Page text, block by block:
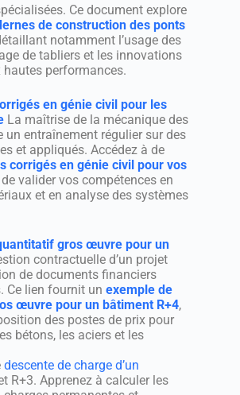
Ce document explore
de construction des ponts
notamment l’usage des
de tabliers et les innovations
performances.
en génie civil pour les
La maîtrise de la mécanique des
un entraînement régulier sur des
et appliqués. Accédez à de
corrigés en génie civil pour vos
valider vos compétences en
et en analyse des systèmes
gros œuvre pour un
contractuelle d’un projet
de documents financiers
Ce lien fournit un exemple de
œuvre pour un bâtiment R+4,
des postes de prix pour
bétons, les aciers et les
descente de charge d’un
R+3. Apprenez à calculer les